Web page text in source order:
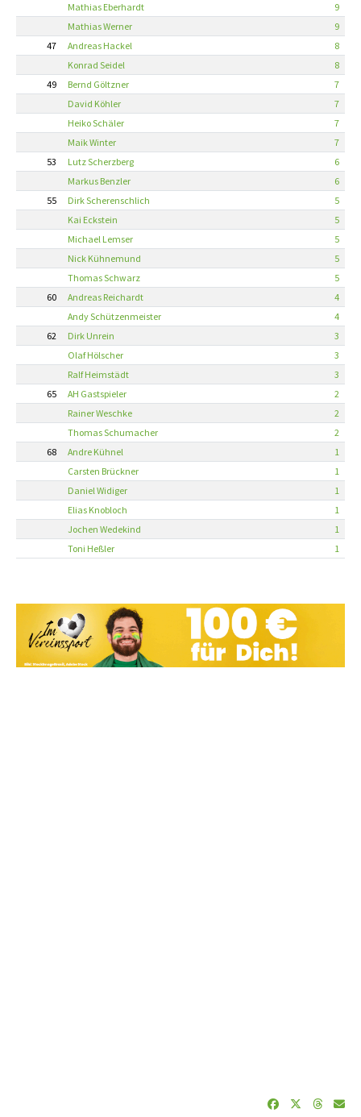
Mathias Eberhardt
9
Mathias Werner
9
47
Andreas Hackel
8
Konrad Seidel
8
49
Bernd Göltzner
7
David Köhler
7
Heiko Schäler
7
Maik Winter
7
53
Lutz Scherzberg
6
Markus Benzler
6
55
Dirk Scherenschlich
5
Kai Eckstein
5
Michael Lemser
5
Nick Kühnemund
5
Thomas Schwarz
5
60
Andreas Reichardt
4
Andy Schützenmeister
4
62
Dirk Unrein
3
Olaf Hölscher
3
Ralf Heimstädt
3
65
AH Gastspieler
2
Rainer Weschke
2
Thomas Schumacher
2
68
Andre Kühnel
1
Carsten Brückner
1
Daniel Widiger
1
Elias Knobloch
1
Jochen Wedekind
1
Toni Heßler
1